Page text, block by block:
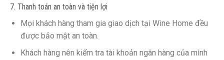
7. Thanh toán an toàn và tiện lợi
Mọi khách hàng tham gia giao dịch tại Wine Home đều
được bảo mật an toàn.
Khách hàng nên kiểm tra tài khoản ngân hàng của mình